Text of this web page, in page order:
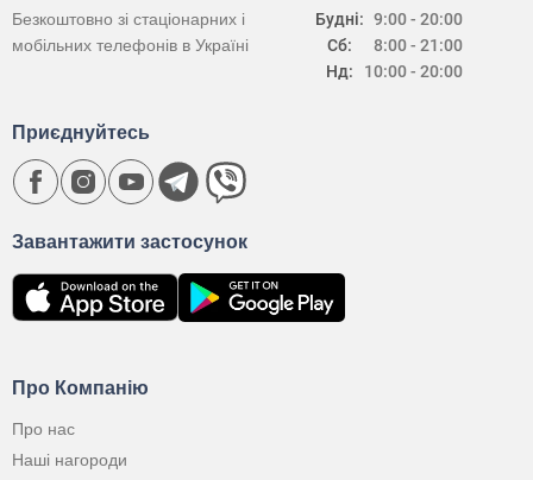
Будні:
Сб:
Нд:
9:00 - 20:00
8:00 - 21:00
10:00 - 20:00
Безкоштовно зі стаціонарних і
мобільних телефонів в Україні
Про Компанію
Про нас
Наші нагороди
Завантажити застосунок
Приєднуйтесь